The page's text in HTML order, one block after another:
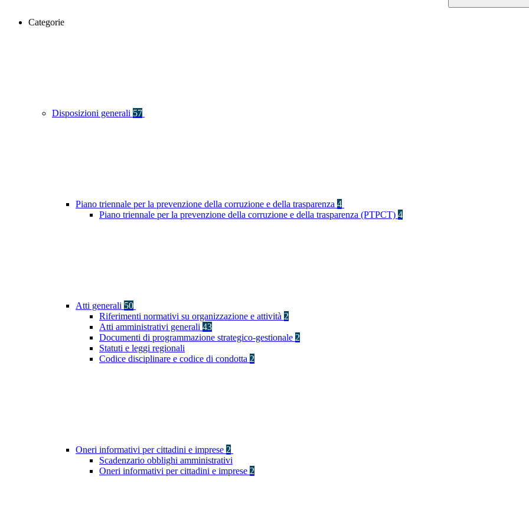
Categorie
Disposizioni generali 57
Piano triennale per la prevenzione della corruzione e della trasparenza 4
Piano triennale per la prevenzione della corruzione e della trasparenza (PTPCT) 4
Atti generali 50
Riferimenti normativi su organizzazione e attività 2
Atti amministrativi generali 43
Documenti di programmazione strategico-gestionale 2
Statuti e leggi regionali
Codice disciplinare e codice di condotta 2
Oneri informativi per cittadini e imprese 2
Scadenzario obblighi amministrativi
Oneri informativi per cittadini e imprese 2